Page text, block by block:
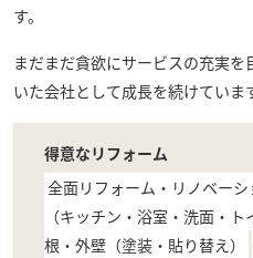
す。
まだまだ貪欲にサービスの充実
いた会社として成長を続けていま
得意なリフォーム
全面リフォーム・リノベーシ
（キッチン・浴室・洗面・ト
根・外壁（塗装・貼り替え）